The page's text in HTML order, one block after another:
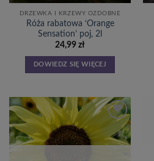
DRZEWKA I KRZEWY OZDOBNE
Róża rabatowa ‘Orange
Sensation’ poj, 2l
24,99 zł
DOWIEDZ SIĘ WIĘCEJ
Dodaj
do
listy